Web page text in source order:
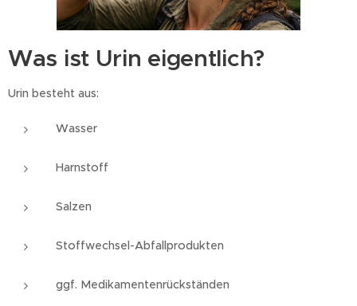
Was ist Urin eigentlich?
Urin besteht aus:
Wasser
Harnstoff
Salzen
Stoffwechsel-Abfallprodukten
ggf. Medikamentenrückständen